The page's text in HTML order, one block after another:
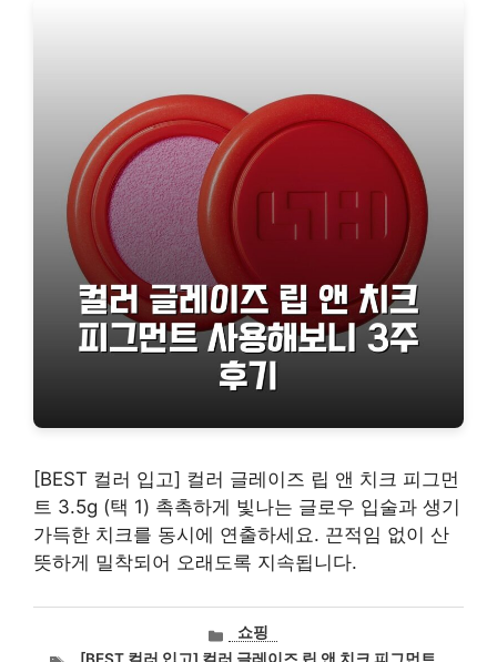
[BEST 컬러 입고] 컬러 글레이즈 립 앤 치크 피그먼
트 3.5g (택 1) 촉촉하게 빛나는 글로우 입술과 생기
가득한 치크를 동시에 연출하세요. 끈적임 없이 산
뜻하게 밀착되어 오래도록 지속됩니다.
카
테
쇼핑
태